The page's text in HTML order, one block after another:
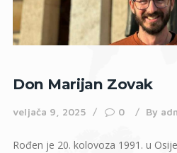
Don Marijan Zovak
veljača 9, 2025 0 By
Rođen je 20. kolovoza 1991. u